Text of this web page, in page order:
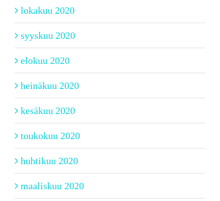
lokakuu 2020
syyskuu 2020
elokuu 2020
heinäkuu 2020
kesäkuu 2020
toukokuu 2020
huhtikuu 2020
maaliskuu 2020